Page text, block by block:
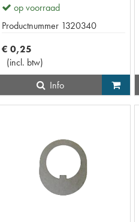
op voorraad
Productnummer 1320340
€ 0,25
(incl. btw)
Info